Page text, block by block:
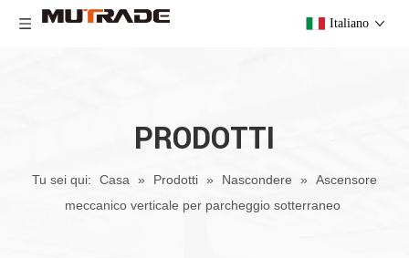
Italiano
PRODOTTI
Tu sei qui: Casa » Prodotti » Nascondere » Ascensore
meccanico verticale per parcheggio sotterraneo